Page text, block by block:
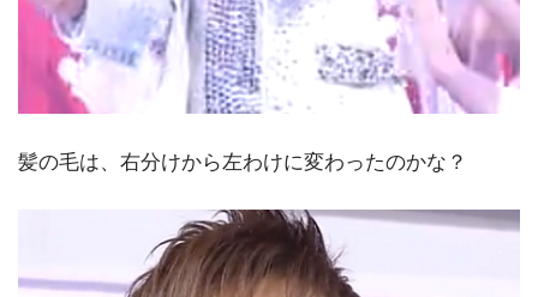
髪の毛は、右分けから左わけに変わったのかな？